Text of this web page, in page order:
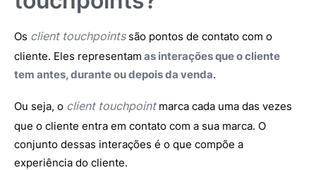
Os client touchpoints são pontos de contato com o
cliente. Eles representam as interações que o cliente
tem antes, durante ou depois da venda.
Ou seja, o client touchpoint marca cada uma das vezes
que o cliente entra em contato com a sua marca. O
conjunto dessas interações é o que compõe a
experiência do cliente.